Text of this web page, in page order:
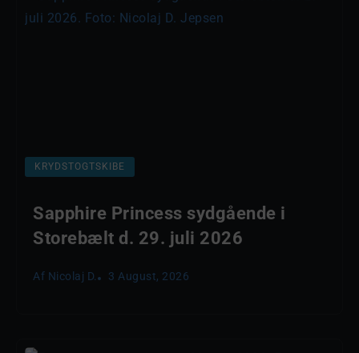
KRYDSTOGTSKIBE
Sapphire Princess sydgående i
Storebælt d. 29. juli 2026
Af Nicolaj D. 3 August, 2026